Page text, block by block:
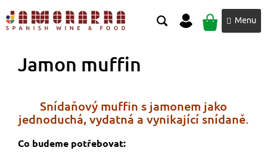
na
obsah
NÁKUPNÍ
KOŠÍK
Jamon muffin
Snídaňový muffin s jamonem jako
jednoduchá, vydatná a vynikající snídaně.
Co budeme potřebovat: